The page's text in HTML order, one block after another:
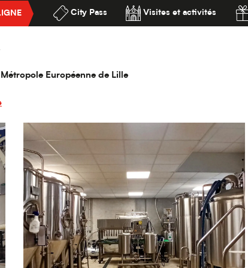
City Pass Visites et activités
Européenne de Lille